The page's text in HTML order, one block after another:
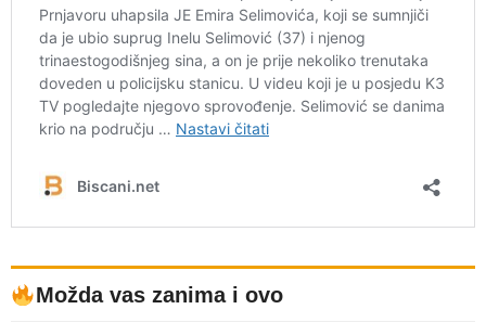
Možda vas zanima i ovo